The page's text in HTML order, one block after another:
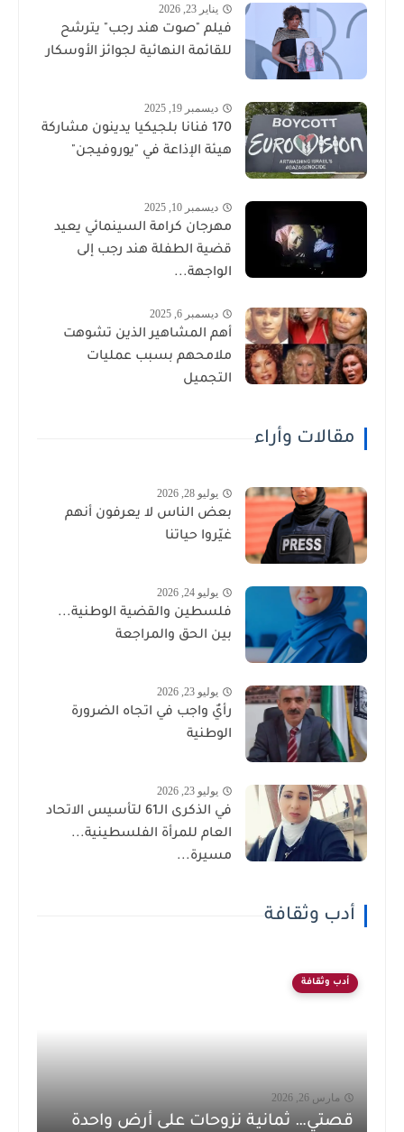
يناير 23, 2026
فيلم "صوت هند رجب" يترشح
للقائمة النهائية لجوائز الأوسكار
ديسمبر 19, 2025
170 فنانا بلجيكيا يدينون مشاركة
هيئة الإذاعة في "يوروفيجن"
ديسمبر 10, 2025
مهرجان كرامة السينمائي يعيد
قضية الطفلة هند رجب إلى
الواجهة...
ديسمبر 6, 2025
أهم المشاهير الذين تشوهت
ملامحهم بسبب عمليات
التجميل
مقالات وأراء
يوليو 28, 2026
بعض الناس لا يعرفون أنهم
غيّروا حياتنا
يوليو 24, 2026
فلسطين والقضية الوطنية...
بين الحق والمراجعة
يوليو 23, 2026
رأيٌ واجب في اتجاه الضرورة
الوطنية
يوليو 23, 2026
في الذكرى الـ61 لتأسيس الاتحاد
العام للمرأة الفلسطينية...
مسيرة...
أدب وثقافة
أدب وثقافة
مارس 26, 2026
قصتي… ثمانية نزوحات على أرض واحدة